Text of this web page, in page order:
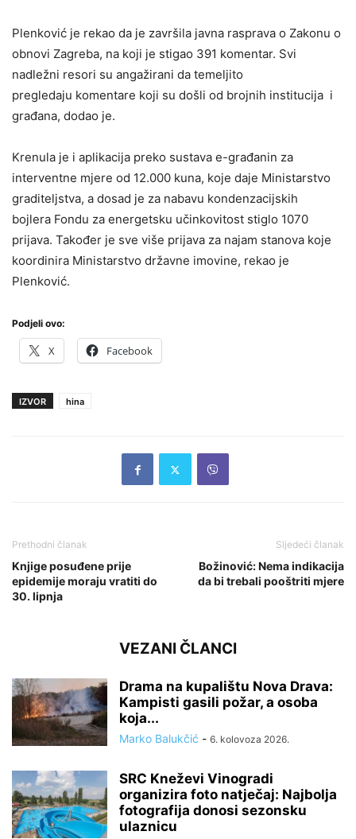
Plenković je rekao da je završila javna rasprava o Zakonu o
obnovi Zagreba, na koji je stigao 391 komentar. Svi
nadležni resori su angažirani da temeljito
pregledaju komentare koji su došli od brojnih institucija i
građana, dodao je.
Krenula je i aplikacija preko sustava e-građanin za
interventne mjere od 12.000 kuna, koje daje Ministarstvo
graditeljstva, a dosad je za nabavu kondenzacijskih
bojlera Fondu za energetsku učinkovitost stiglo 1070
prijava. Također je sve više prijava za najam stanova koje
koordinira Ministarstvo državne imovine, rekao je
Plenković.
Podjeli ovo:
X Facebook
IZVOR hina
Prethodni članak
Knjige posuđene prije
epidemije moraju vratiti do
30. lipnja
Sljedeći članak
Božinović: Nema indikacija
da bi trebali pooštriti mjere
VEZANI ČLANCI
Drama na kupalištu Nova Drava:
Kampisti gasili požar, a osoba
koja...
Marko Balukčić - 6. kolovoza 2026.
SRC Kneževi Vinogradi
organizira foto natječaj: Najbolja
fotografija donosi sezonsku
ulaznicu